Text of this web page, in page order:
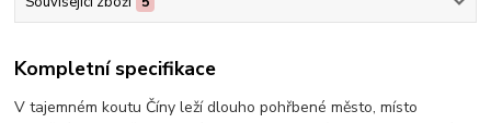
Kompletní specifikace
V tajemném koutu Číny leží dlouho pohřbené město, místo